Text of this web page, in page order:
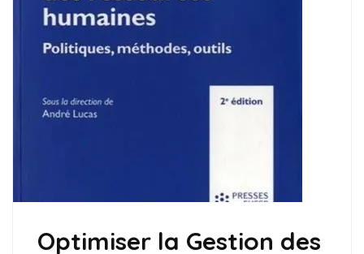
Optimiser la Gestion des